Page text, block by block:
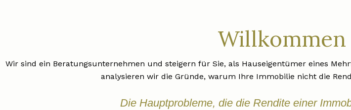
Willkommen
Wir sind ein Beratungsunternehmen und steigern für Sie, als Hauseigentümer eines
analysieren wir die Gründe, warum Ihre Immobilie nicht die
Die Hauptprobleme, die die Rendite einer